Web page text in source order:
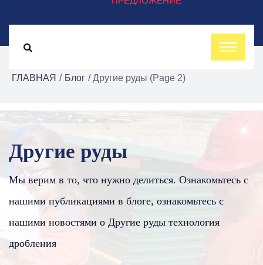
ГЛАВНАЯ / Блог / Другие руды (Page 2)
Другие руды
Мы верим в то, что нужно делиться. Ознакомьтесь с
нашими публикациями в блоге, ознакомьтесь с
нашими новостями о Другие руды технология
дробления